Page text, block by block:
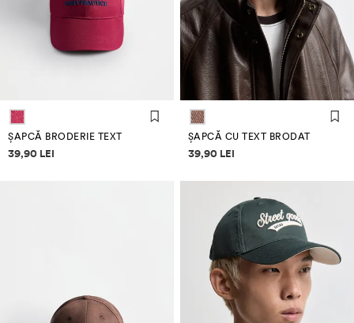
ȘAPCĂ BRODERIE TEXT
Informații despre prețuri
39,90 LEI
ȘAPCĂ CU TEXT BRODAT
Informații despre prețuri
39,90 LEI